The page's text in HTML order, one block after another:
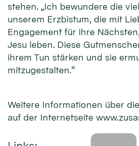
stehen. „Ich bewundere die
unserem Erzbistum, die mit
Engagement für ihre
Jesu leben. Diese
ihrem Tun stärken und sie
mitzugestalten.“
Weitere Informationen über
auf der Internetseite